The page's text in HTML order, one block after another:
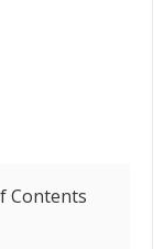
Contents